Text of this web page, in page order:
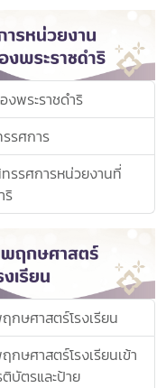
งพระราชดำริ
รศการ
รรศการหน่วยงานที่
ริ
กษศาสตร์โรงเรียน
ษศาสตร์โรงเรียนเข้า
บัตรและป้าย